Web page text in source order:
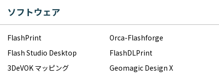
ソフトウェア
FlashPrint
Orca-Flashforge
Flash Studio Desktop
FlashDLPrint
3DeVOK マッピング
Geomagic Design X